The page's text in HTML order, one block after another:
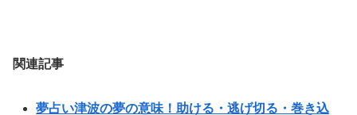
関連記事
夢占い津波の夢の意味！助ける・逃げ切る・巻き込